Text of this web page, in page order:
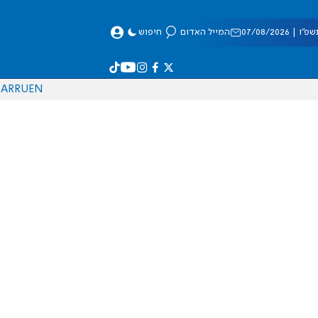
08/2026 המייל האדום חיפוש
EN
RU
AR